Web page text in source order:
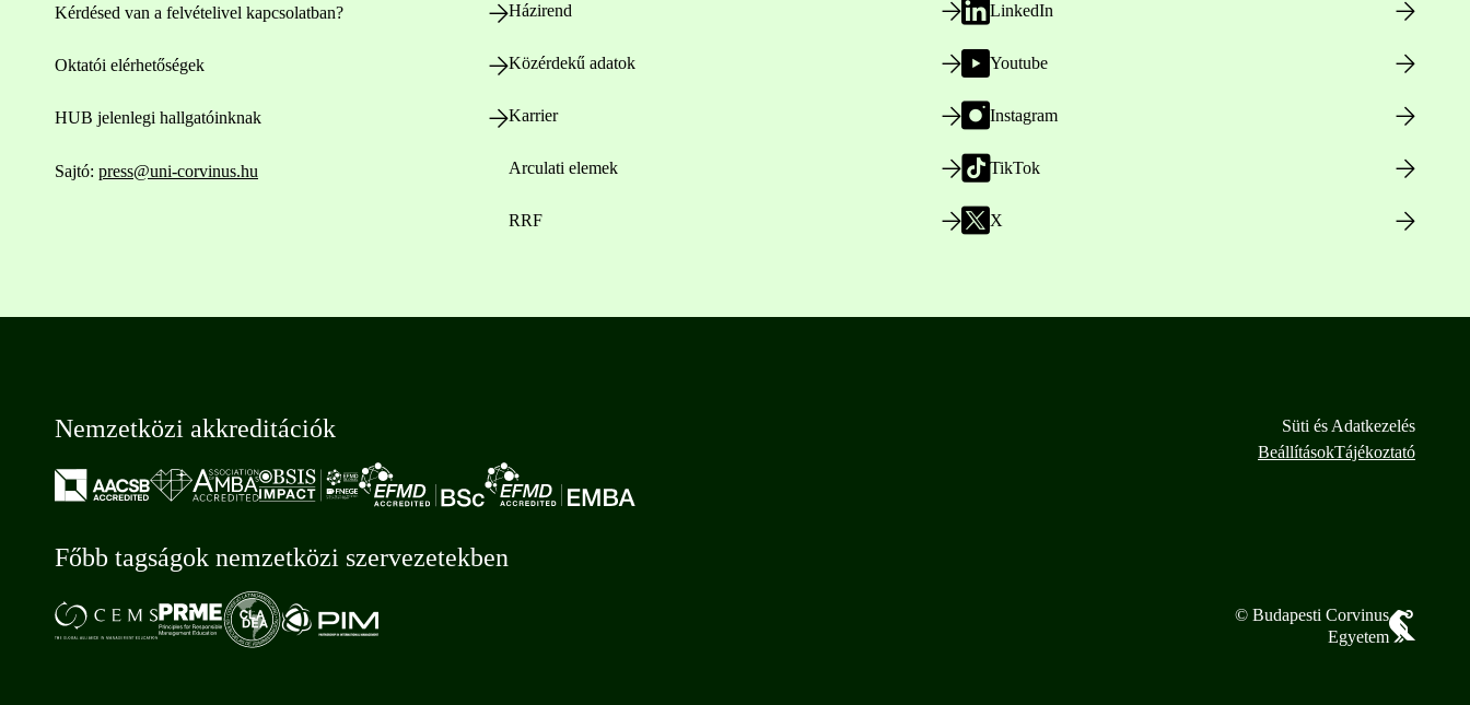
Kérdésed van a felvételivel kapcsolatban?
Oktatói elérhetőségek
HUB jelenlegi hallgatóinknak
Sajtó: press@uni-corvinus.hu
Házirend
Közérdekű adatok
Karrier
Arculati elemek
RRF
LinkedIn
Youtube
Instagram
TikTok
X
Nemzetközi akkreditációk
Főbb tagságok nemzetközi szervezetekben
Süti és Adatkezelés
BeállításokTájékoztató
© Budapesti Corvinus
Egyetem